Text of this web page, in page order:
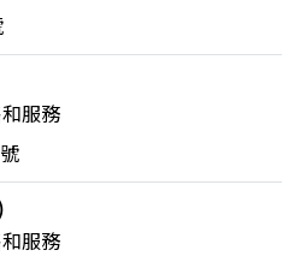
服務
服務